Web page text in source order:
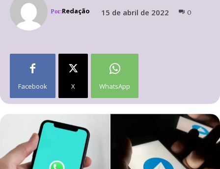
Por:Redação 15 de abril de 2022 0
Facebook X WhatsApp